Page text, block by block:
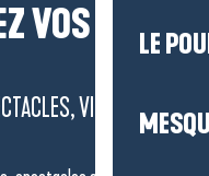
LE
VOS
VISITES...